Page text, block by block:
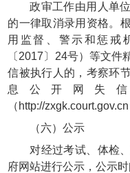
政审工作由用人单
的一律取消录用资格。
用监督、警示和惩戒
〔2017〕24号）等文
信被执行人的，考察环
息公开网失
（http://zxgk.court.gov.cn
（六）公示
对经过考试、体检
府网站进行公示，公示